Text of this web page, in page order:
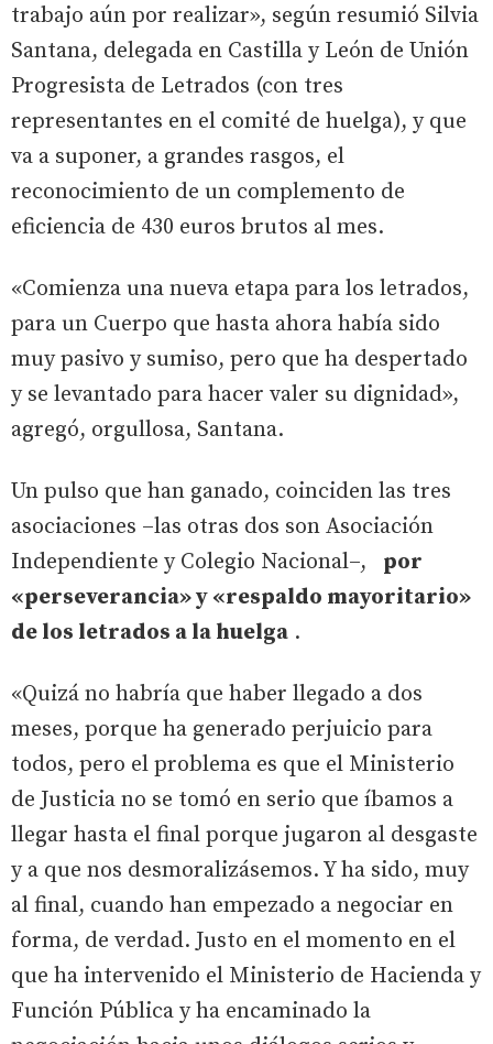
trabajo aún por realizar», según resumió Silvia
Santana, delegada en Castilla y León de Unión
Progresista de Letrados (con tres
representantes en el comité de huelga), y que
va a suponer, a grandes rasgos, el
reconocimiento de un complemento de
eficiencia de 430 euros brutos al mes.
«Comienza una nueva etapa para los letrados,
para un Cuerpo que hasta ahora había sido
muy pasivo y sumiso, pero que ha despertado
y se levantado para hacer valer su dignidad»,
agregó, orgullosa, Santana.
Un pulso que han ganado, coinciden las tres
asociaciones –las otras dos son Asociación
Independiente y Colegio Nacional–, por
«perseverancia» y «respaldo mayoritario»
de los letrados a la huelga .
«Quizá no habría que haber llegado a dos
meses, porque ha generado perjuicio para
todos, pero el problema es que el Ministerio
de Justicia no se tomó en serio que íbamos a
llegar hasta el final porque jugaron al desgaste
y a que nos desmoralizásemos. Y ha sido, muy
al final, cuando han empezado a negociar en
forma, de verdad. Justo en el momento en el
que ha intervenido el Ministerio de Hacienda y
Función Pública y ha encaminado la